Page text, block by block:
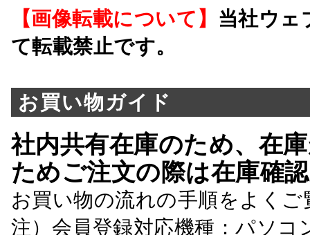
【画像転載について】 当社ウェ
て転載禁止です。
お買い物ガイド
社内共有在庫のため、在
ためご注文の際は在庫確
お買い物の流れの手順をよくご
注）会員登録対応機種：パソ